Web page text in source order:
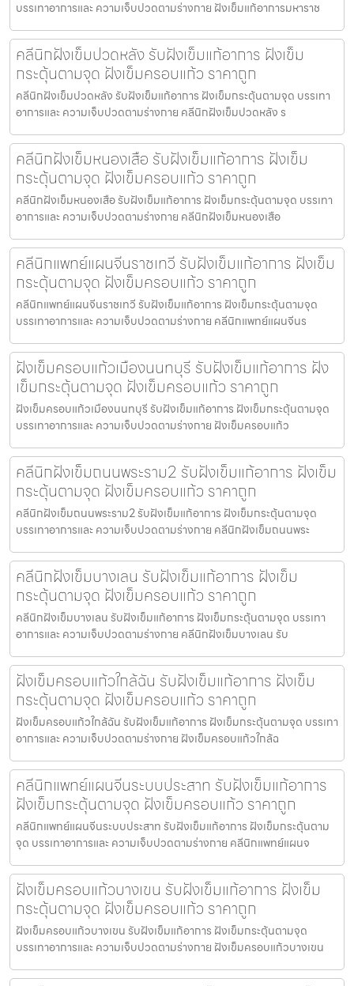
บรรเทาอาการและ ความเจ็บปวดตามร่างกาย ฝังเข็มแก้อาการมหาราช
คลีนิกฝังเข็มปวดหลัง รับฝังเข็มแก้อาการ ฝังเข็ม
กระตุ้นตามจุด ฝังเข็มครอบแก้ว ราคาถูก
คลีนิกฝังเข็มปวดหลัง รับฝังเข็มแก้อาการ ฝังเข็มกระตุ้นตามจุด บรรเทา
อาการและ ความเจ็บปวดตามร่างกาย คลีนิกฝังเข็มปวดหลัง ร
คลีนิกฝังเข็มหนองเสือ รับฝังเข็มแก้อาการ ฝังเข็ม
กระตุ้นตามจุด ฝังเข็มครอบแก้ว ราคาถูก
คลีนิกฝังเข็มหนองเสือ รับฝังเข็มแก้อาการ ฝังเข็มกระตุ้นตามจุด บรรเทา
อาการและ ความเจ็บปวดตามร่างกาย คลีนิกฝังเข็มหนองเสือ
คลีนิกแพทย์แผนจีนราชเทวี รับฝังเข็มแก้อาการ ฝังเข็ม
กระตุ้นตามจุด ฝังเข็มครอบแก้ว ราคาถูก
คลีนิกแพทย์แผนจีนราชเทวี รับฝังเข็มแก้อาการ ฝังเข็มกระตุ้นตามจุด
บรรเทาอาการและ ความเจ็บปวดตามร่างกาย คลีนิกแพทย์แผนจีนร
ฝังเข็มครอบแก้วเมืองนนทบุรี รับฝังเข็มแก้อาการ ฝัง
เข็มกระตุ้นตามจุด ฝังเข็มครอบแก้ว ราคาถูก
ฝังเข็มครอบแก้วเมืองนนทบุรี รับฝังเข็มแก้อาการ ฝังเข็มกระตุ้นตามจุด
บรรเทาอาการและ ความเจ็บปวดตามร่างกาย ฝังเข็มครอบแก้ว
คลีนิกฝังเข็มถนนพระราม2 รับฝังเข็มแก้อาการ ฝังเข็ม
กระตุ้นตามจุด ฝังเข็มครอบแก้ว ราคาถูก
คลีนิกฝังเข็มถนนพระราม2 รับฝังเข็มแก้อาการ ฝังเข็มกระตุ้นตามจุด
บรรเทาอาการและ ความเจ็บปวดตามร่างกาย คลีนิกฝังเข็มถนนพระ
คลีนิกฝังเข็มบางเลน รับฝังเข็มแก้อาการ ฝังเข็ม
กระตุ้นตามจุด ฝังเข็มครอบแก้ว ราคาถูก
คลีนิกฝังเข็มบางเลน รับฝังเข็มแก้อาการ ฝังเข็มกระตุ้นตามจุด บรรเทา
อาการและ ความเจ็บปวดตามร่างกาย คลีนิกฝังเข็มบางเลน รับ
ฝังเข็มครอบแก้วใกล้ฉัน รับฝังเข็มแก้อาการ ฝังเข็ม
กระตุ้นตามจุด ฝังเข็มครอบแก้ว ราคาถูก
ฝังเข็มครอบแก้วใกล้ฉัน รับฝังเข็มแก้อาการ ฝังเข็มกระตุ้นตามจุด บรรเทา
อาการและ ความเจ็บปวดตามร่างกาย ฝังเข็มครอบแก้วใกล้ฉ
คลีนิกแพทย์แผนจีนระบบประสาท รับฝังเข็มแก้อาการ
ฝังเข็มกระตุ้นตามจุด ฝังเข็มครอบแก้ว ราคาถูก
คลีนิกแพทย์แผนจีนระบบประสาท รับฝังเข็มแก้อาการ ฝังเข็มกระตุ้นตาม
จุด บรรเทาอาการและ ความเจ็บปวดตามร่างกาย คลีนิกแพทย์แผนจ
ฝังเข็มครอบแก้วบางเขน รับฝังเข็มแก้อาการ ฝังเข็ม
กระตุ้นตามจุด ฝังเข็มครอบแก้ว ราคาถูก
ฝังเข็มครอบแก้วบางเขน รับฝังเข็มแก้อาการ ฝังเข็มกระตุ้นตามจุด
บรรเทาอาการและ ความเจ็บปวดตามร่างกาย ฝังเข็มครอบแก้วบางเขน